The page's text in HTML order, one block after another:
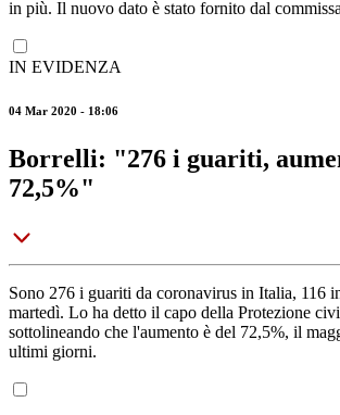
in più. Il nuovo dato è stato fornito dal
IN EVIDENZA
04 Mar 2020 - 18:06
Borrelli: "276 i guariti,
72,5%"
Sono 276 i guariti da coronavirus in Italia, 116
martedì. Lo ha detto il capo della Protezione
sottolineando che l'aumento è del 72,5%, il
ultimi giorni.